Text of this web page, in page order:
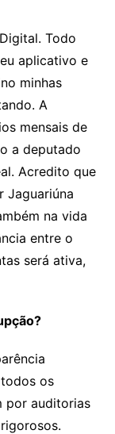
Todo
aplicativo e
minhas
A
mensais de
a deputado
Acredito que
Jaguariúna
na vida
entre o
será ativa,
os
por auditorias